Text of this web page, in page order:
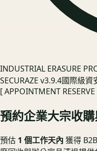
INDUSTRIAL ERASURE
SECURAZE v3.9.4國際級資
[ APPOINTMENT RESERVE
預約企業大宗收
預估 1 個工作天內 獲得